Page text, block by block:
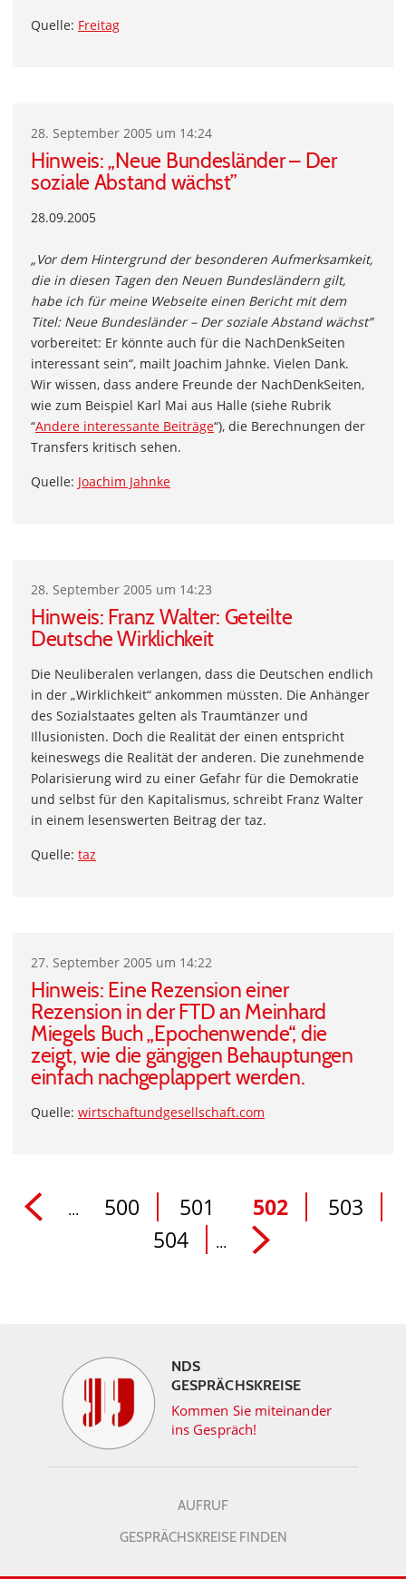
Quelle: Freitag
28. September 2005 um 14:24
Hinweis: „Neue Bundesländer – Der
soziale Abstand wächst”
28.09.2005
„Vor dem Hintergrund der besonderen Aufmerksamkeit,
die in diesen Tagen den Neuen Bundesländern gilt,
habe ich für meine Webseite einen Bericht mit dem
Titel: Neue Bundesländer – Der soziale Abstand wächst”
vorbereitet: Er könnte auch für die NachDenkSeiten
interessant sein“, mailt Joachim Jahnke. Vielen Dank.
Wir wissen, dass andere Freunde der NachDenkSeiten,
wie zum Beispiel Karl Mai aus Halle (siehe Rubrik
“Andere interessante Beiträge“), die Berechnungen der
Transfers kritisch sehen.
Quelle: Joachim Jahnke
28. September 2005 um 14:23
Hinweis: Franz Walter: Geteilte
Deutsche Wirklichkeit
Die Neuliberalen verlangen, dass die Deutschen endlich
in der „Wirklichkeit“ ankommen müssten. Die Anhänger
des Sozialstaates gelten als Traumtänzer und
Illusionisten. Doch die Realität der einen entspricht
keineswegs die Realität der anderen. Die zunehmende
Polarisierung wird zu einer Gefahr für die Demokratie
und selbst für den Kapitalismus, schreibt Franz Walter
in einem lesenswerten Beitrag der taz.
Quelle: taz
27. September 2005 um 14:22
Hinweis: Eine Rezension einer
Rezension in der FTD an Meinhard
Miegels Buch „Epochenwende“, die
zeigt, wie die gängigen Behauptungen
einfach nachgeplappert werden.
Quelle: wirtschaftundgesellschaft.com
... 500 501 502
503
504
...
NDS
GESPRÄCHSKREISE
Kommen Sie miteinander
ins Gespräch!
AUFRUF
GESPRÄCHSKREISE FINDEN